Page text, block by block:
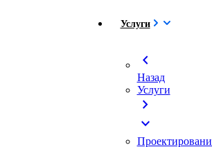
Услуги
chevron_left
Назад
Услуги
chevron_right
expand_more